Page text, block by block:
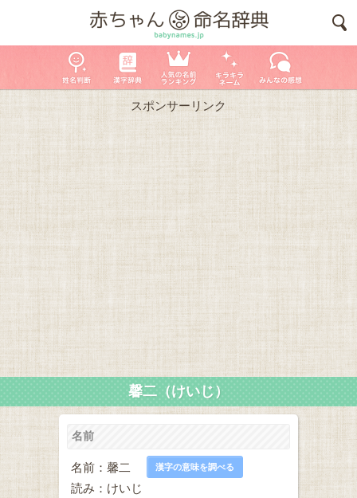
スポンサーリンク
馨二（けいじ）
名前
名前：馨二 漢字の意味を調べる
読み：けいじ